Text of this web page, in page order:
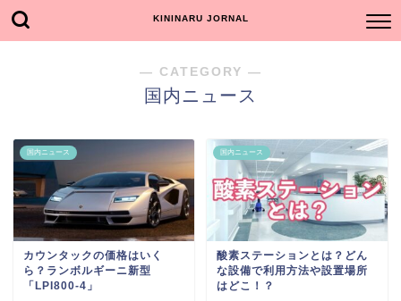
KININARU JORNAL
― CATEGORY ―
国内ニュース
国内ニュース
カウンタックの価格はいく
ら？ランボルギーニ新型
「LPI800-4」
国内ニュース
酸素ステーションとは？どん
な設備で利用方法や設置場所
はどこ！？